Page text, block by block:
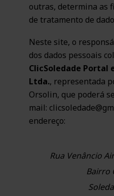
outras, determina as
de tratamento de
Neste site, o
dos dados pessoais
ClicSoledade Portal
Ltda., representada
Orsolin, que poderá
mail:
endereço:
Rua Venâncio
Bairro